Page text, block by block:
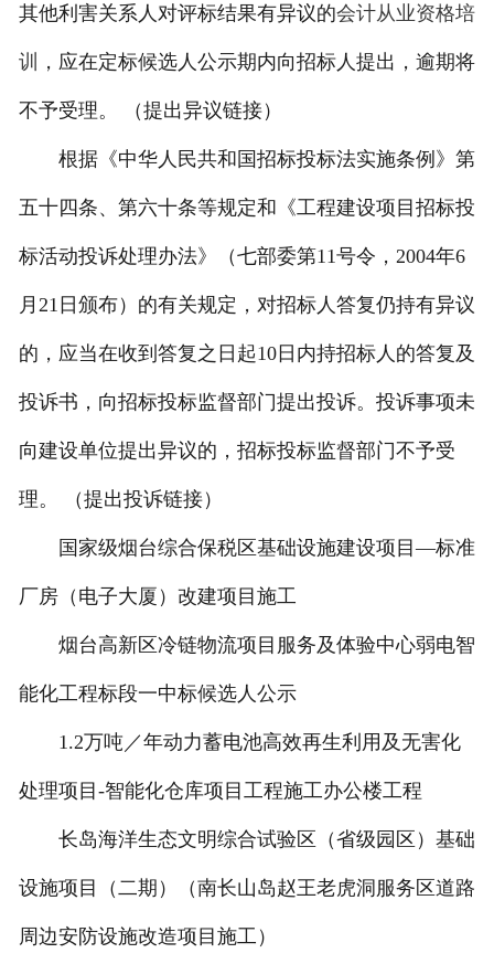
其他利害关系人对评标结果有异议的会计从业资格培
训 ，应在定标候选人公示期内向招标人提出，逾期将
不予受理。 （提出异议链接）
根据《中华人民共和国招标投标法实施条例》第
五十四条、第六十条等规定和《工程建设项目招标投
标活动投诉处理办法》（七部委第11号令，2004年6
月21日颁布）的有关规定，对招标人答复仍持有异议
的，应当在收到答复之日起10日内持招标人的答复及
投诉书，向招标投标监督部门提出投诉。投诉事项未
向建设单位提出异议的，招标投标监督部门不予受
理。 （提出投诉链接）
国家级烟台综合保税区基础设施建设项目—标准
厂房（电子大厦）改建项目施工
烟台高新区冷链物流项目服务及体验中心弱电智
能化工程标段一中标候选人公示
1.2万吨／年动力蓄电池高效再生利用及无害化
处理项目-智能化仓库项目工程施工办公楼工程
长岛海洋生态文明综合试验区（省级园区）基础
设施项目（二期）（南长山岛赵王老虎洞服务区道路
周边安防设施改造项目施工）